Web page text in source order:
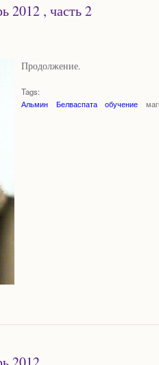
2012 , часть 2
Продолжение.
Tags:
Альмин
Белваспата обучение